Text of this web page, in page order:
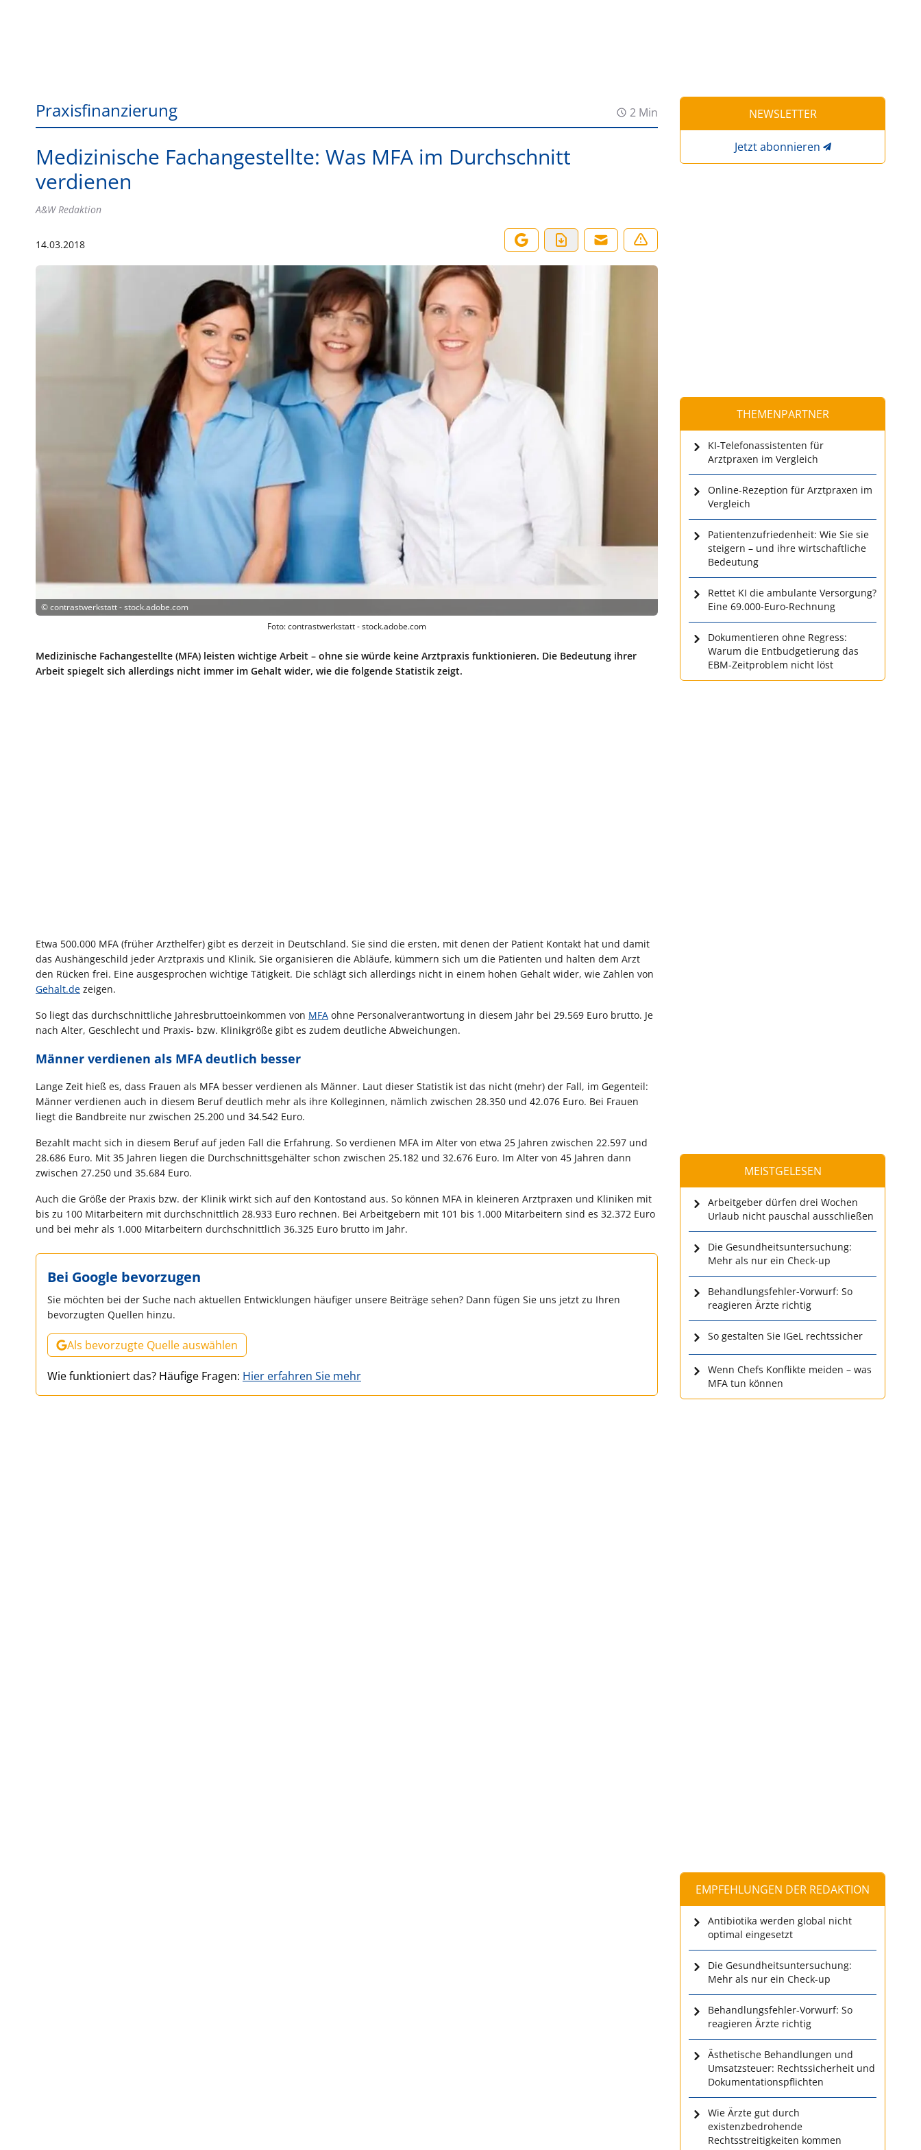
Praxisfinanzierung 2 Min
Medizinische Fachangestellte: Was MFA im Durchschnitt
verdienen
A&W Redaktion
14.03.2018
©contrastwerkstatt - stock.adobe.com
Foto: contrastwerkstatt - stock.adobe.com
Medizinische Fachangestellte (MFA) leisten wichtige Arbeit – ohne sie würde keine Arztpraxis funktionieren. Die Bedeutung ihrer
Arbeit spiegelt sich allerdings nicht immer im Gehalt wider, wie die folgende Statistik zeigt.
Etwa 500.000 MFA (früher Arzthelfer) gibt es derzeit in Deutschland. Sie sind die ersten, mit denen der Patient Kontakt hat und damit
das Aushängeschild jeder Arztpraxis und Klinik. Sie organisieren die Abläufe, kümmern sich um die Patienten und halten dem Arzt
den Rücken frei. Eine ausgesprochen wichtige Tätigkeit. Die schlägt sich allerdings nicht in einem hohen Gehalt wider, wie Zahlen von
Gehalt.de zeigen.
So liegt das durchschnittliche Jahresbruttoeinkommen von MFA ohne Personalverantwortung in diesem Jahr bei 29.569 Euro brutto. Je
nach Alter, Geschlecht und Praxis- bzw. Klinikgröße gibt es zudem deutliche Abweichungen.
Männer verdienen als MFA deutlich besser
Lange Zeit hieß es, dass Frauen als MFA besser verdienen als Männer. Laut dieser Statistik ist das nicht (mehr) der Fall, im Gegenteil:
Männer verdienen auch in diesem Beruf deutlich mehr als ihre Kolleginnen, nämlich zwischen 28.350 und 42.076 Euro. Bei Frauen
liegt die Bandbreite nur zwischen 25.200 und 34.542 Euro.
Bezahlt macht sich in diesem Beruf auf jeden Fall die Erfahrung. So verdienen MFA im Alter von etwa 25 Jahren zwischen 22.597 und
28.686 Euro. Mit 35 Jahren liegen die Durchschnittsgehälter schon zwischen 25.182 und 32.676 Euro. Im Alter von 45 Jahren dann
zwischen 27.250 und 35.684 Euro.
Auch die Größe der Praxis bzw. der Klinik wirkt sich auf den Kontostand aus. So können MFA in kleineren Arztpraxen und Kliniken mit
bis zu 100 Mitarbeitern mit durchschnittlich 28.933 Euro rechnen. Bei Arbeitgebern mit 101 bis 1.000 Mitarbeitern sind es 32.372 Euro
und bei mehr als 1.000 Mitarbeitern durchschnittlich 36.325 Euro brutto im Jahr.
Bei Google bevorzugen
Sie möchten bei der Suche nach aktuellen Entwicklungen häufiger unsere Beiträge sehen? Dann fügen Sie uns jetzt zu Ihren
bevorzugten Quellen hinzu.
Als bevorzugte Quelle auswählen
Wie funktioniert das? Häufige Fragen: Hier erfahren Sie mehr
NEWSLETTER
Jetzt abonnieren
THEMENPARTNER
KI-Telefonassistenten für
Arztpraxen im Vergleich
Online-Rezeption für Arztpraxen im
Vergleich
Patientenzufriedenheit: Wie Sie sie
steigern – und ihre wirtschaftliche
Bedeutung
Rettet KI die ambulante Versorgung?
Eine 69.000-Euro-Rechnung
Dokumentieren ohne Regress:
Warum die Entbudgetierung das
EBM-Zeitproblem nicht löst
MEISTGELESEN
Arbeitgeber dürfen drei Wochen
Urlaub nicht pauschal ausschließen
Die Gesundheitsuntersuchung:
Mehr als nur ein Check-up
Behandlungsfehler-Vorwurf: So
reagieren Ärzte richtig
So gestalten Sie IGeL rechtssicher
Wenn Chefs Konflikte meiden – was
MFA tun können
EMPFEHLUNGEN DER REDAKTION
Antibiotika werden global nicht
optimal eingesetzt
Die Gesundheitsuntersuchung:
Mehr als nur ein Check-up
Behandlungsfehler-Vorwurf: So
reagieren Ärzte richtig
Ästhetische Behandlungen und
Umsatzsteuer: Rechtssicherheit und
Dokumentationspflichten
Wie Ärzte gut durch
existenzbedrohende
Rechtsstreitigkeiten kommen